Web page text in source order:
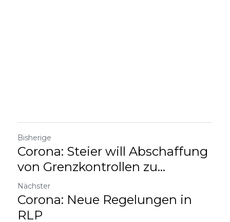
Bisherige
Corona: Steier will Abschaffung
von Grenzkontrollen zu...
Nächster
Corona: Neue Regelungen in
RLP